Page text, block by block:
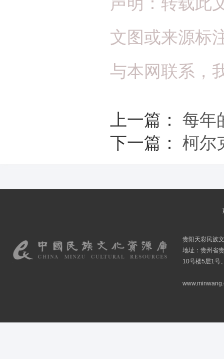
文图或来源标
与本网联系，
上一篇： 每年
下一篇： 柯尔
贵阳天彩民族
地址：贵州省
10号楼5层1号